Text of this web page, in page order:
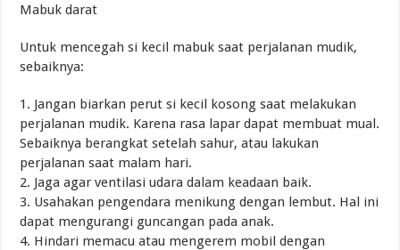
Mabuk darat
Untuk mencegah si kecil mabuk saat perjalanan mudik,
sebaiknya:
1. Jangan biarkan perut si kecil kosong saat melakukan
perjalanan mudik. Karena rasa lapar dapat membuat mual.
Sebaiknya berangkat setelah sahur, atau lakukan
perjalanan saat malam hari.
2. Jaga agar ventilasi udara dalam keadaan baik.
3. Usahakan pengendara menikung dengan lembut. Hal ini
dapat mengurangi guncangan pada anak.
4. Hindari memacu atau mengerem mobil dengan